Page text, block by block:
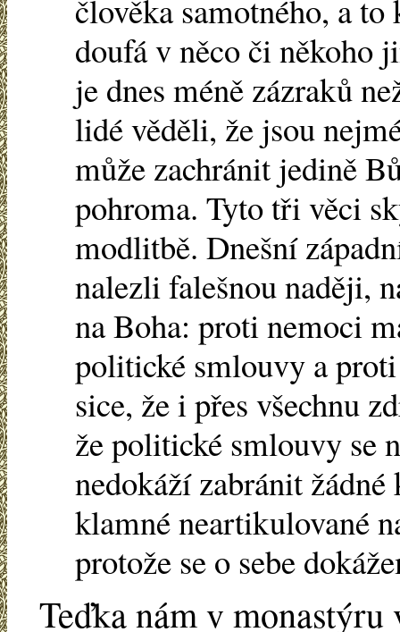
člověka samotného, a
doufá v něco či někoho
je dnes méně zázraků
lidé věděli, že jsou
může zachránit jedině
pohroma. Tyto tři věci
modlitbě. Dnešní
nalezli falešnou naději,
na Boha: proti nemoci
politické smlouvy a
sice, že i přes všechnu
že politické smlouvy se
nedokáží zabránit
klamné neartikulované
protože se o sebe
Teďka nám v